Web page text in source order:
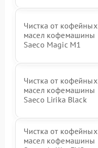
Чистка от кофейных
масел кофемашины
Saeco Magic M1
Чистка от кофейных
масел кофемашины
Saeco Lirika Black
Чистка от кофейных
масел кофемашины